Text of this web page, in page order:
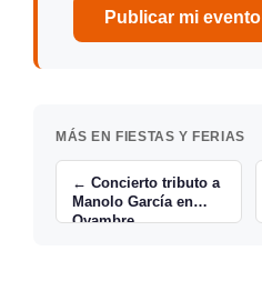
Publicar mi evento
MÁS EN FIESTAS Y FERIAS
← Concierto tributo a
Manolo García en
Oyambre